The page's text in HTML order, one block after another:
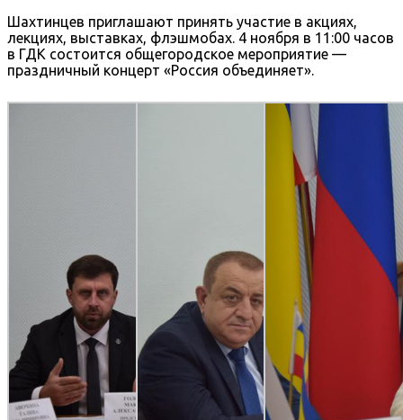
Шахтинцев приглашают принять участие в акциях,
лекциях, выставках, флэшмобах. 4 ноября в 11:00 часов
в ГДК состоится общегородское мероприятие —
праздничный концерт «Россия объединяет».